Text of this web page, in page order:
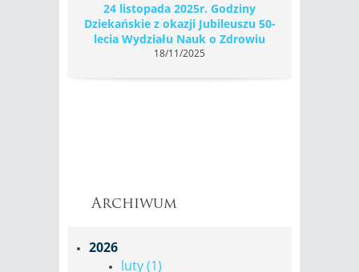
24 listopada 2025r. Godziny
Dziekańskie z okazji Jubileuszu 50-
lecia Wydziału Nauk o Zdrowiu
18/11/2025
Archiwum
2026
luty (1)